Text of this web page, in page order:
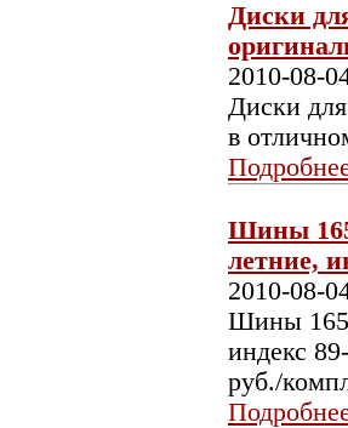
Диски
2010-08-
Диски
в
Шины
летние,
2010-08-
Шины
индекс
руб./